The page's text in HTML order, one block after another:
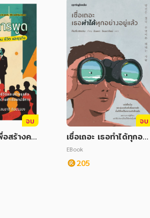
จบ
อสร้างคว
จบ
เชื่อเถอะ เธอทำได้ทุกอย่า
งอยู่แล้ว
EBook
205